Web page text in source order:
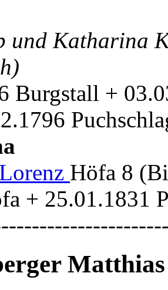
und Katharina
Burgstall +
Höfa 8
+ 25.01.1831
Matthias